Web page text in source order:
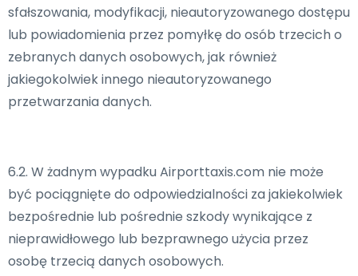
sfałszowania, modyfikacji, nieautoryzowanego dostępu
lub powiadomienia przez pomyłkę do osób trzecich o
zebranych danych osobowych, jak również
jakiegokolwiek innego nieautoryzowanego
przetwarzania danych.
6.2. W żadnym wypadku Airporttaxis.com nie może
być pociągnięte do odpowiedzialności za jakiekolwiek
bezpośrednie lub pośrednie szkody wynikające z
nieprawidłowego lub bezprawnego użycia przez
osobę trzecią danych osobowych.